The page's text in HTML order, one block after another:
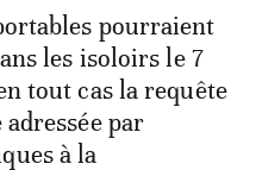
pourraient
les isoloirs le 7
tout cas la requête
par
à la